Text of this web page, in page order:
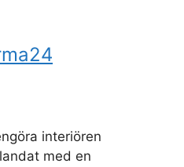
interiören
med en